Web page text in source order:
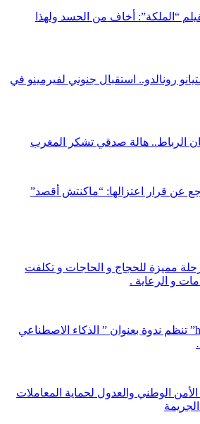
“الملكة”: أخاف من الحسد ولهذا
رونالدو.. استقبال جنوني لفيرمينو في
الرباط.. هالة صدقي تشكر المغرب
عن قرار اعتزالها: “ماكنتش أقصد”
مميزة للحجاج و الحاجات و تكلفت
و الرعاية .
مؤسسة “harmonia” تنظم ندوة بعنوان ” الذكاء الاصطناعي
الأمن الوطني والعدول لحماية المعاملات